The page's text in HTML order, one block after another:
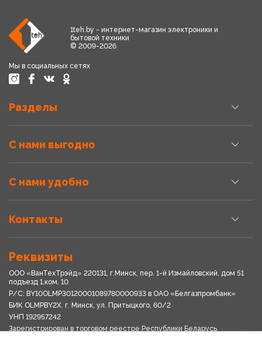
1teh.by - интернет-магазин электроники и
бытовой техники
© 2009-2026
Мы в социальных сетях
Разделы
С нами выгодно
С нами удобно
Контакты
Реквизиты
ООО «ВанТехТрэйд» 220131, г.Минск, пер. 1-й Измайловский, дом 51
подъезд 1,ком. 10
Р/С: BY10OLMP30120001089780000933 в OАО «Белгазпромбанк»
БИК OLMPBY2X. г. Минск, ул. Притыцкого, 60/2
УНП 192957242
Зарегистрирован в торговом реестре Республики Беларусь